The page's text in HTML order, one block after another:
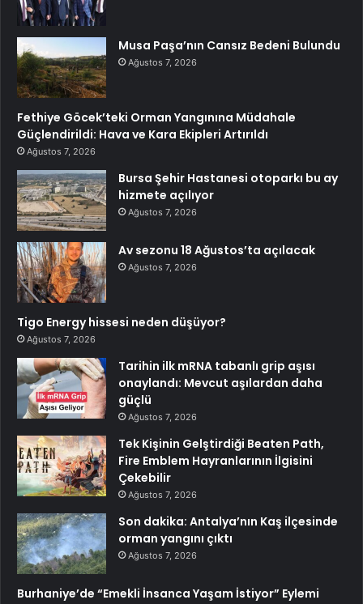
Musa Paşa’nın Cansız Bedeni Bulundu
Ağustos 7, 2026
Fethiye Göcek’teki Orman Yangınına Müdahale
Güçlendirildi: Hava ve Kara Ekipleri Artırıldı
Ağustos 7, 2026
Bursa Şehir Hastanesi otoparkı bu ay
hizmete açılıyor
Ağustos 7, 2026
Av sezonu 18 Ağustos’ta açılacak
Ağustos 7, 2026
Tigo Energy hissesi neden düşüyor?
Ağustos 7, 2026
Tarihin ilk mRNA tabanlı grip aşısı
onaylandı: Mevcut aşılardan daha
güçlü
Ağustos 7, 2026
Tek Kişinin Gelştirdiği Beaten Path,
Fire Emblem Hayranlarının İlgisini
Çekebilir
Ağustos 7, 2026
Son dakika: Antalya’nın Kaş ilçesinde
orman yangını çıktı
Ağustos 7, 2026
Burhaniye’de “Emekli İnsanca Yaşam İstiyor” Eylemi